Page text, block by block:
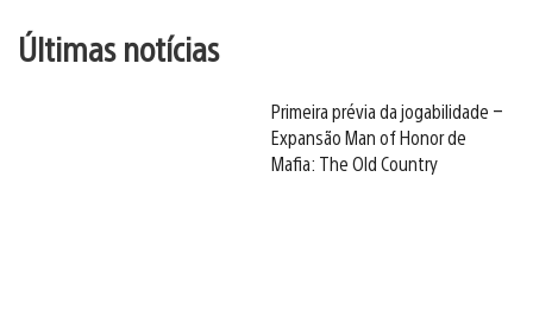
Últimas notícias
Primeira prévia da jogabilidade –
Expansão Man of Honor de
Mafia: The Old Country